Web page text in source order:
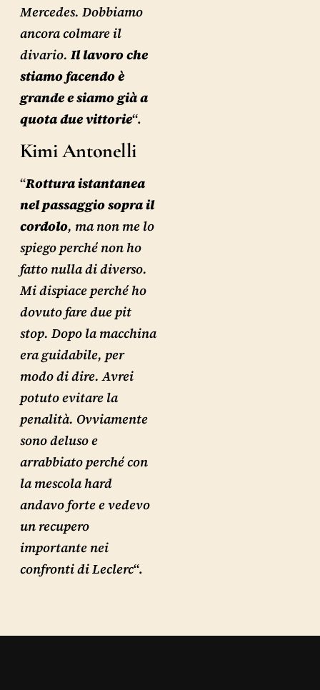
Mercedes. Dobbiamo
ancora colmare il
divario.Il lavoro che
stiamo facendo è
grande e siamo già a
quota due vittorie“.
Kimi Antonelli
“Rottura istantanea
nel passaggio sopra il
cordolo, ma non me lo
spiego perché non ho
fatto nulla di diverso.
Mi dispiace perché ho
dovuto fare due pit
stop. Dopo la macchina
era guidabile, per
modo di dire. Avrei
potuto evitare la
penalità. Ovviamente
sono deluso e
arrabbiato perché con
la mescola hard
andavo forte e vedevo
un recupero
importante nei
confronti di Leclerc“.